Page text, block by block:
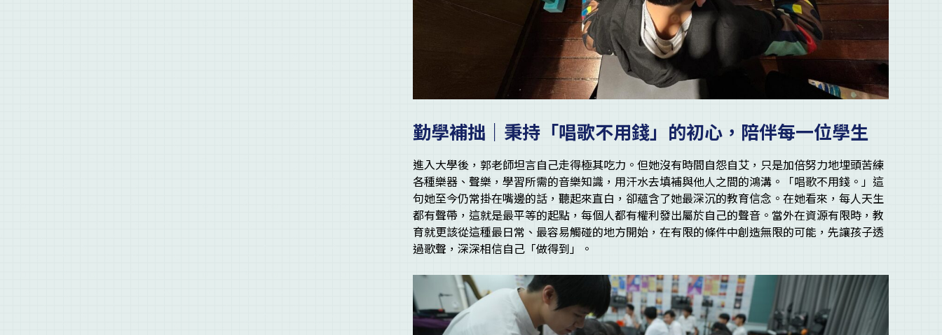
勤學補拙｜秉持「唱歌不用錢」的初心，陪伴每一位學生
進入大學後，郭老師坦言自己走得極其吃力。但她沒有時間自怨自艾，只是加倍努力地埋頭苦練
各種樂器、聲樂，學習所需的音樂知識，用汗水去填補與他人之間的鴻溝。「唱歌不用錢。」這
句她至今仍常掛在嘴邊的話，聽起來直白，卻蘊含了她最深沉的教育信念。在她看來，每人天生
都有聲帶，這就是最平等的起點，每個人都有權利發出屬於自己的聲音。當外在資源有限時，教
育就更該從這種最日常、最容易觸碰的地方開始，在有限的條件中創造無限的可能，先讓孩子透
過歌聲，深深相信自己「做得到」。